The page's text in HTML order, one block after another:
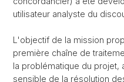
utilisateur analyste du
L'objectif de la mission
première chaîne de
la problématique du projet,
sensible de la résolution